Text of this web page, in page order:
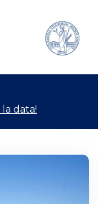
data!